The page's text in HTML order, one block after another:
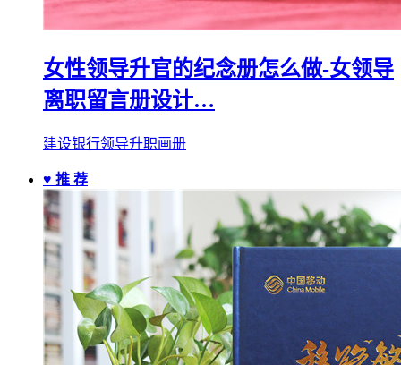
女性领导升官的纪念册怎么做-女领导
离职留言册设计…
建设银行领导升职画册
♥ 推 荐